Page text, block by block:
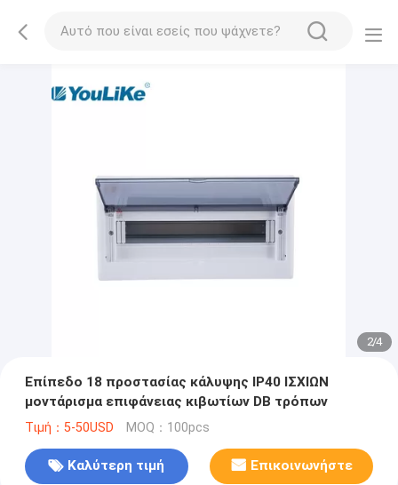
2/4
Επίπεδο 18 προστασίας κάλυψης IP40 ΙΣΧΙΩΝ
μοντάρισμα επιφάνειας κιβωτίων DB τρόπων
Τιμή：5-50USD MOQ：100pcs
Καλύτερη τιμή Επικοινωνήστε